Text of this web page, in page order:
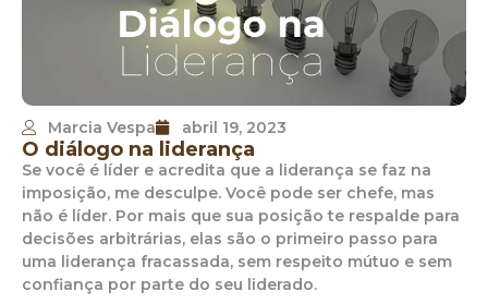
Marcia Vespa abril 19, 2023
O diálogo na liderança
Se você é líder e acredita que a liderança se faz na
imposição, me desculpe. Você pode ser chefe, mas
não é líder. Por mais que sua posição te respalde para
decisões arbitrárias, elas são o primeiro passo para
uma liderança fracassada, sem respeito mútuo e sem
confiança por parte do seu liderado.